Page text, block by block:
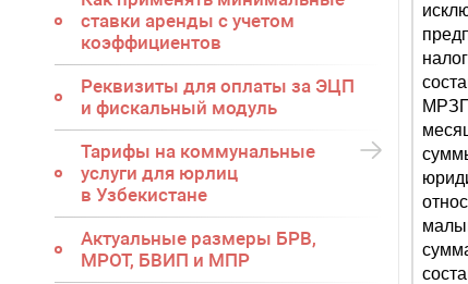
ставки аренды с учетом
коэффициентов
Реквизиты для оплаты за ЭЦП
и фискальный модуль
Тарифы на коммунальные
услуги для юрлиц
в Узбекистане
Актуальные размеры БРВ,
МРОТ, БВИП и МПР